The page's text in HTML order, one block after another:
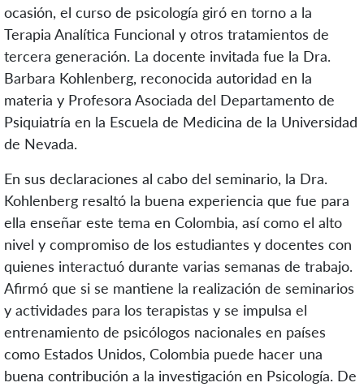
ocasión, el curso de psicología giró en torno a la
Terapia Analítica Funcional y otros tratamientos de
tercera generación. La docente invitada fue la Dra.
Barbara Kohlenberg, reconocida autoridad en la
materia y Profesora Asociada del Departamento de
Psiquiatría en la Escuela de Medicina de la Universidad
de Nevada.
En sus declaraciones al cabo del seminario, la Dra.
Kohlenberg resaltó la buena experiencia que fue para
ella enseñar este tema en Colombia, así como el alto
nivel y compromiso de los estudiantes y docentes con
quienes interactuó durante varias semanas de trabajo.
Afirmó que si se mantiene la realización de seminarios
y actividades para los terapistas y se impulsa el
entrenamiento de psicólogos nacionales en países
como Estados Unidos, Colombia puede hacer una
buena contribución a la investigación en Psicología. De